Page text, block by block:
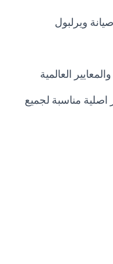
ويرلبول
العالمية
مناسبة لجميع